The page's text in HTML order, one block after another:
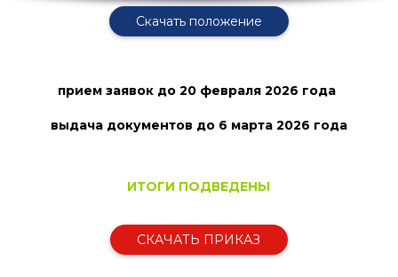
Скачать положение
прием заявок до 20 февраля 2026 года
выдача документов до 6 марта2026 года
ИТОГИ ПОДВЕДЕНЫ
СКАЧАТЬ ПРИКАЗ